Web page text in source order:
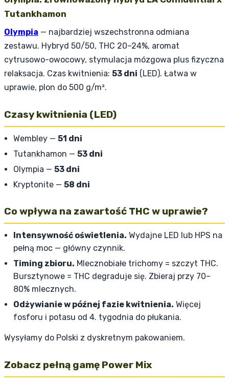
Tutankhamon
Olympia — najbardziej wszechstronna odmiana
zestawu. Hybryd 50/50, THC 20–24%, aromat
cytrusowo-owocowy, stymulacja mózgowa plus fizyczna
relaksacja. Czas kwitnienia: 53 dni (LED). Łatwa w
uprawie, plon do 500 g/m².
Czasy kwitnienia (LED)
Wembley — 51 dni
Tutankhamon — 53 dni
Olympia — 53 dni
Kryptonite — 58 dni
Co wpływa na zawartość THC w uprawie?
Intensywność oświetlenia. Wydajne LED lub HPS na
pełną moc — główny czynnik.
Timing zbioru. Mlecznobiałe trichomy = szczyt THC.
Bursztynowe = THC degraduje się. Zbieraj przy 70–
80% mlecznych.
Odżywianie w późnej fazie kwitnienia. Więcej
fosforu i potasu od 4. tygodnia do płukania.
Wysyłamy do Polski z dyskretnym pakowaniem.
Zobacz pełną gamę Power Mix